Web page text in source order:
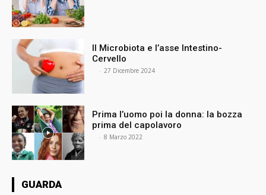
Il Microbiota e l’asse Intestino-
Cervello
- 27 Dicembre 2024
Prima l’uomo poi la donna: la bozza
prima del capolavoro
- 8 Marzo 2022
GUARDA